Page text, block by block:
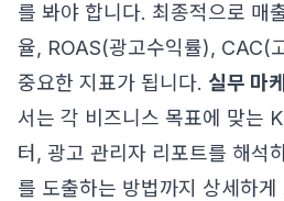
를 봐야 합니다. 최종적으로 매
율, ROAS(광고수익률), CAC(
중요한 지표가 됩니다. 실무 마
서는 각 비즈니스 목표에 맞는
터, 광고 관리자 리포트를 해석
를 도출하는 방법까지 상세하